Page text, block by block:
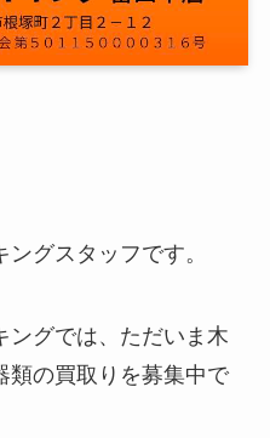
グスタッフです。
ングでは、ただいま木
類の買取りを募集中で